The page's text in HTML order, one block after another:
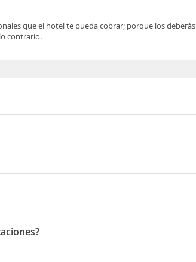
que el hotel te pueda cobrar; porque los deberás
contrario.